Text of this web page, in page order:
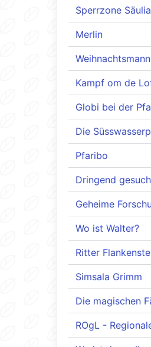
Sperrzone
Merlin
Kampf om de
Globi bei der
Die
Pfaribo
Dringend
Geheime
Wo ist Walter?
Ritter
Simsala Grimm
Die magischen
ROgL -